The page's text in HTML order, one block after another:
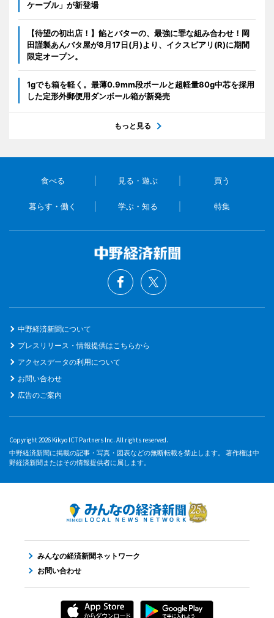
ケーブル」が新登場
【待望の初出店！】餡とバターの、最強に罪な組み合わせ！岡
田謹製あんバタ屋が8月17日(月)より、イクスピアリ(R)に期間
限定オープン。
1gでも箱を軽く。最薄0.9mm段ボールと超軽量80g中芯を採用
した定形外郵便用ダンボール箱が新発売
もっと見る
食べる 見る・遊ぶ 買う
暮らす・働く 学ぶ・知る 特集
中野経済新聞について
プレスリリース・情報提供はこちらから
アクセスデータの利用について
お問い合わせ
広告のご案内
Copyright 2026 Kikyo ICT Partners Inc. All rights reserved.
中野経済新聞に掲載の記事・写真・図表などの無断転載を禁止します。 著作権は中
野経済新聞またはその情報提供者に属します。
みんなの経済新聞ネットワーク
お問い合わせ